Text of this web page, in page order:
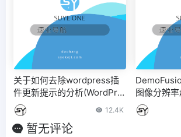
关于如何去除wordpress插
件更新提示的分析(WordPre
ss禁止更新插件)
12.4K
图像分辨
暂无评论